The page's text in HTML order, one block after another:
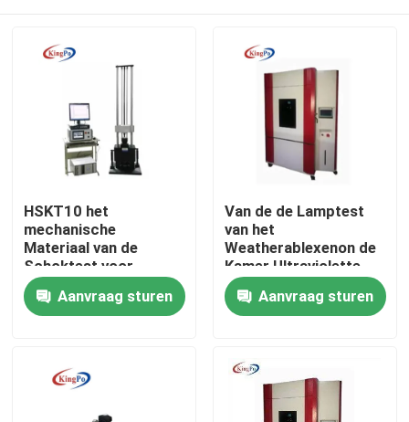
Huis
Producten
Ongeveer ons
Fabrieksreis
HSKT10 het
mechanische
Materiaal van de
Schoktest voor
Elektronische
Producten
Aanvraag sturen
Van de de Lamptest
van het
Weatherablexenon de
Kamer Ultraviolette
Golflengte 290nm
800nmAanvraag sturen